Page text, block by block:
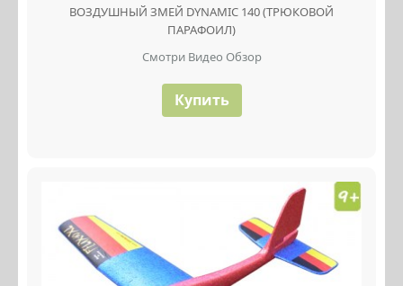
ВОЗДУШНЫЙ ЗМЕЙ DYNAMIC 140 (ТРЮКОВОЙ
ПАРАФОИЛ)
Смотри Видео Обзор
Купить